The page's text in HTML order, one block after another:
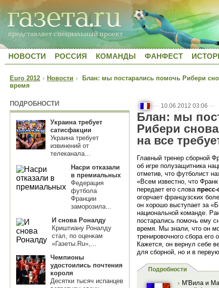
НОВОСТИ РОССИЯ КОМАНДЫ ФАНФЕСТ
Euro 2012 › Новости › Блан: мы постарались помочь Рибери
время
ПОДРОБНОСТИ
Украина требует
сатисфакции
Украина требует
извинений от
телеканала...
Насри отказали
в премиальных
Федерация
футбола
Франции
заморозила...
И снова Роналду
Криштиану Роналду
стал, по оценкам
«Газеты.Ru»,...
Чемпионы
удостоились почтения
короля
Десятки тысяч испанцев
— 10.06.2012 03:06 —
Блан: мы
Рибери
на все
Главный тренер сборной
об игре полузащитника
отметив, что футболист
«Всем известно, что
передает его слова
огорчает французских
он хорошо выступает за
национальной команде.
постарались помочь ему
время. Мы знали, что он
тренировочного сбора
Кажется, он вернул себе
для сборной, но и в
Подробности
› М'Вила и